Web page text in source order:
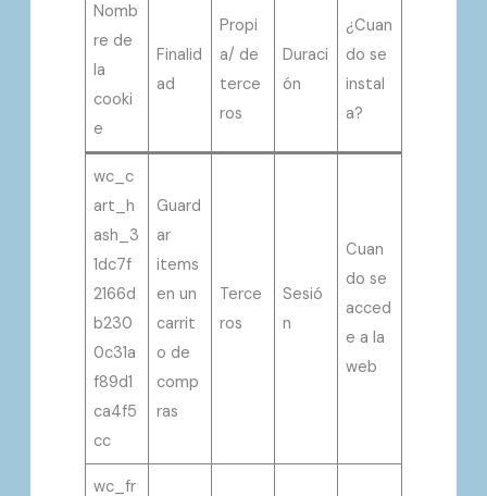
Nomb
re de
la
cooki
e
Finalid
ad
Propi
a/ de
terce
ros
Duraci
ón
¿Cuan
do se
instal
a?
wc_c
art_h
ash_3
1dc7f
2166d
b230
0c31a
f89d1
ca4f5
cc
Guard
ar
items
en un
carrit
o de
comp
ras
Terce
ros
Sesió
n
Cuan
do se
acced
e a la
web
wc_fr